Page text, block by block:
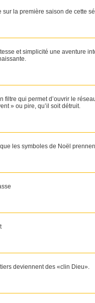
la première saison de cette
et simplicité une aventure
filtre qui permet d’ouvrir le
» ou pire, qu’il soit détruit.
les symboles de Noël
deviennent des «clin Dieu».